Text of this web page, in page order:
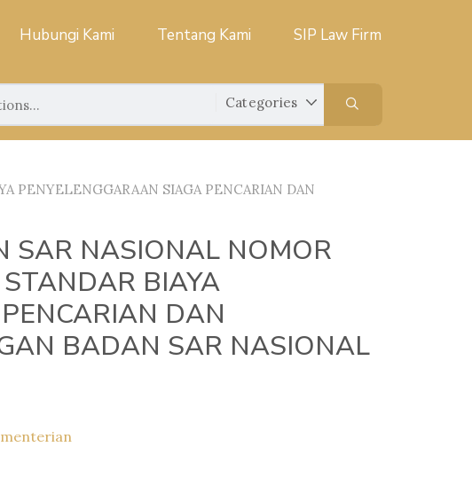
Hubungi Kami Tentang Kami SIP Law Firm
PENYELENGGARAAN SIAGA PENCARIAN DAN
SAR NASIONAL NOMOR
BIAYA
DAN
BADAN SAR NASIONAL